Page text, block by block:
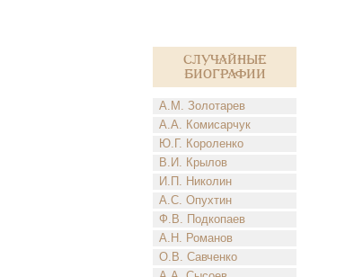
Случайные
биографии
А.М. Золотарев
А.А. Комисарчук
Ю.Г. Короленко
В.И. Крылов
И.П. Николин
А.С. Опухтин
Ф.В. Подкопаев
А.Н. Романов
О.В. Савченко